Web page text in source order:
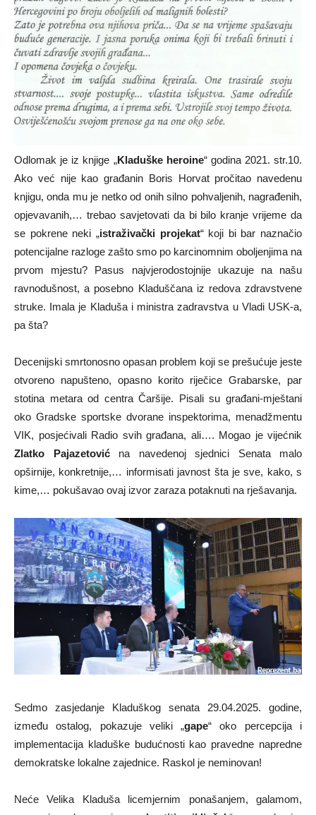
Odlomak je iz knjige „Kladuške heroine“ godina 2021. str.10.
Ako već nije kao građanin Boris Horvat pročitao navedenu
knjigu, onda mu je netko od onih silno pohvaljenih, nagrađenih,
opjevavanih,… trebao savjetovati da bi bilo kranje vrijeme da
se pokrene neki „istraživački projekat“ koji bi bar naznačio
potencijalne razloge zašto smo po karcinomnim oboljenjima na
prvom mjestu? Pasus najvjerodostojnije ukazuje na našu
ravnodušnost, a posebno Kladuščana iz redova zdravstvene
struke. Imala je Kladuša i ministra zadravstva u Vladi USK-a,
pa šta?
Decenijski smrtonosno opasan problem koji se prešućuje jeste
otvoreno napušteno, opasno korito riječice Grabarske, par
stotina metara od centra Čaršije. Pisali su građani-mještani
oko Gradske sportske dvorane inspektorima, menadžmentu
VIK, posjećivali Radio svih građana, ali…. Mogao je vijećnik
Zlatko Pajazetovićna navedenoj sjednici Senata malo
opširnije, konkretnije,… informisati javnost šta je sve, kako, s
kime,… pokušavao ovaj izvor zaraza potaknuti na rješavanja.
Sedmo zasjedanje Kladuškog senata 29.04.2025. godine,
između ostalog, pokazuje veliki „gape“ oko percepcija i
implementacija kladuške budućnosti kao pravedne napredne
demokratske lokalne zajednice. Raskol je neminovan!
Neće Velika Kladuša licemjernim ponašanjem, galamom,